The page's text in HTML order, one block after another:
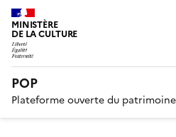
MINISTÈRE
DE LA CULTURE
POP
Plateforme ouverte du patrimoine